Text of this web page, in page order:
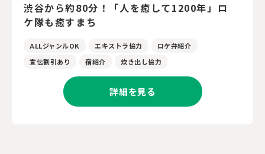
渋谷から約80分！「人を癒して1200年」ロ
ケ隊も癒すまち
ALLジャンルOK エキストラ協力
ロケ弁紹介
宣伝割引あり
宿紹介 炊き出し協力
詳細を見る